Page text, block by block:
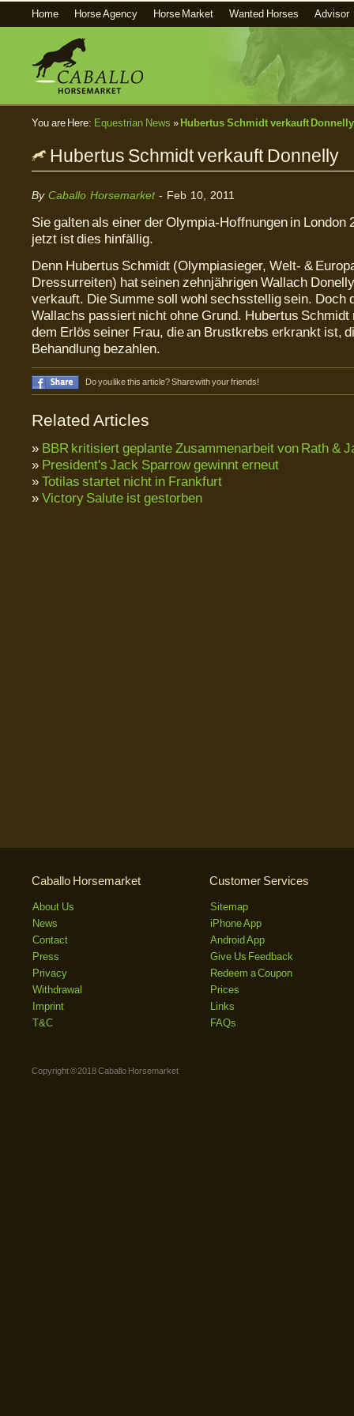
Home Horse Agency Horse Market Wanted Horses Advisor
You are Here: Equestrian News » Hubertus Schmidt verkauft Donnelly
Hubertus Schmidt verkauft Donnelly
By Caballo Horsemarket- Feb 10, 2011
Sie galten als einer der Olympia-Hoffnungen in London
jetzt ist dies hinfällig.
Denn Hubertus Schmidt (Olympiasieger, Welt- &
Dressurreiten) hat seinen zehnjährigen Wallach
verkauft. Die Summe soll wohl sechsstellig sein. Doch
Wallachs passiert nicht ohne Grund. Hubertus Schmidt
dem Erlös seiner Frau, die an Brustkrebs erkrankt ist,
Behandlung bezahlen.
Do you like this article? Share with your friends!
Related Articles
» BBR kritisiert geplante Zusammenarbeit von Rath &
» President's Jack Sparrow gewinnt erneut
» Totilas startet nicht in Frankfurt
» Victory Salute ist gestorben
Caballo Horsemarket
About Us
News
Contact
Press
Privacy
Withdrawal
Imprint
T&C
Customer Services
Sitemap
iPhone App
Android App
Give Us Feedback
Redeem a Coupon
Prices
Links
FAQs
Copyright © 2018 Caballo Horsemarket